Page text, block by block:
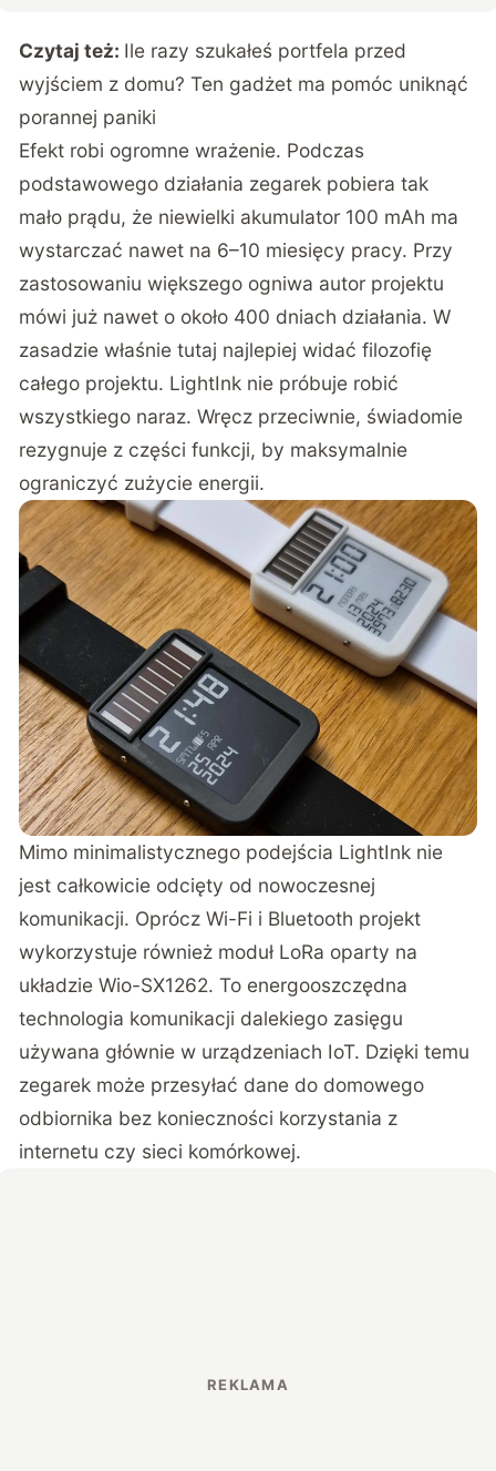
Czytaj też: Ile razy szukałeś portfela przed
wyjściem z domu? Ten gadżet ma pomóc uniknąć
porannej paniki
Efekt robi ogromne wrażenie. Podczas
podstawowego działania zegarek pobiera tak
mało prądu, że niewielki akumulator 100 mAh ma
wystarczać nawet na 6–10 miesięcy pracy. Przy
zastosowaniu większego ogniwa autor projektu
mówi już nawet o około 400 dniach działania. W
zasadzie właśnie tutaj najlepiej widać filozofię
całego projektu. LightInk nie próbuje robić
wszystkiego naraz. Wręcz przeciwnie, świadomie
rezygnuje z części funkcji, by maksymalnie
ograniczyć zużycie energii.
Mimo minimalistycznego podejścia LightInk nie
jest całkowicie odcięty od nowoczesnej
komunikacji. Oprócz Wi-Fi i Bluetooth projekt
wykorzystuje również moduł LoRa oparty na
układzie Wio-SX1262. To energooszczędna
technologia komunikacji dalekiego zasięgu
używana głównie w urządzeniach IoT. Dzięki temu
zegarek może przesyłać dane do domowego
odbiornika bez konieczności korzystania z
internetu czy sieci komórkowej.